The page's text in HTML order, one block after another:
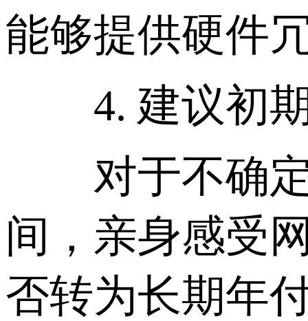
能够提供硬件
4. 建议初期
对于不确定
间，亲身感受
否转为长期年